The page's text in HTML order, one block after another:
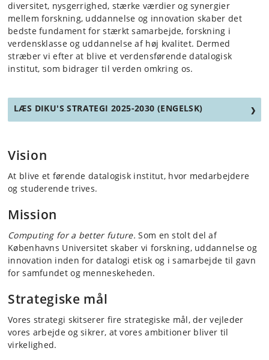
diversitet, nysgerrighed, stærke værdier og synergier
mellem forskning, uddannelse og innovation skaber det
bedste fundament for stærkt samarbejde, forskning i
verdensklasse og uddannelse af høj kvalitet. Dermed
stræber vi efter at blive et verdensførende datalogisk
institut, som bidrager til verden omkring os.
LÆS DIKU'S STRATEGI 2025-2030 (ENGELSK)
Vision
At blive et førende datalogisk institut, hvor medarbejdere
og studerende trives.
Mission
Computing for a better future. Som en stolt del af
Københavns Universitet skaber vi forskning, uddannelse og
innovation inden for datalogi etisk og i samarbejde til gavn
for samfundet og menneskeheden.
Strategiske mål
Vores strategi skitserer fire strategiske mål, der vejleder
vores arbejde og sikrer, at vores ambitioner bliver til
virkelighed.